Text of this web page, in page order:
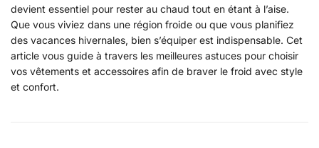
devient essentiel pour rester au chaud tout en étant à l’aise.
Que vous viviez dans une région froide ou que vous planifiez
des vacances hivernales, bien s’équiper est indispensable. Cet
article vous guide à travers les meilleures astuces pour choisir
vos vêtements et accessoires afin de braver le froid avec style
et confort.